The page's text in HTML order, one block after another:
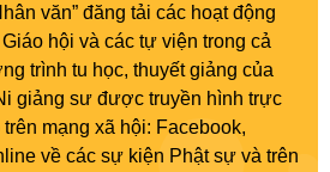
văn” đăng tải các hoạt động
hội và các tự viện trong cả
trình tu học, thuyết giảng của
giảng sư được truyền hình trực
mạng xã hội: Facebook,
về các sự kiện Phật sự và trên